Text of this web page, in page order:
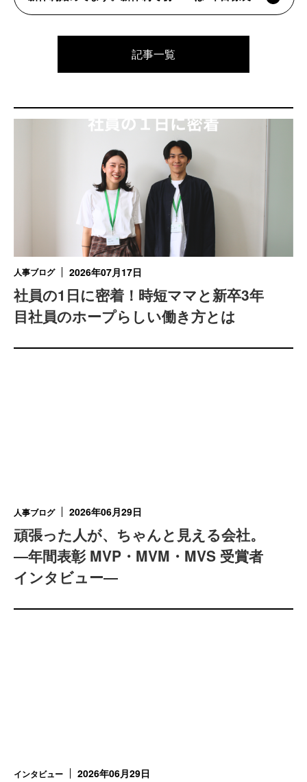
記事一覧
人事ブログ 2026年07月17日
社員の1日に密着！時短ママと新卒3年
目社員のホープらしい働き方とは
人事ブログ 2026年06月29日
頑張った人が、ちゃんと見える会社。
―年間表彰 MVP・MVM・MVS 受賞者
インタビュー―
インタビュー 2026年06月29日